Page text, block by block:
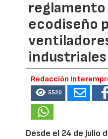
ecodiseño
industriales
Redacción
5520
Desde el 24 de julio